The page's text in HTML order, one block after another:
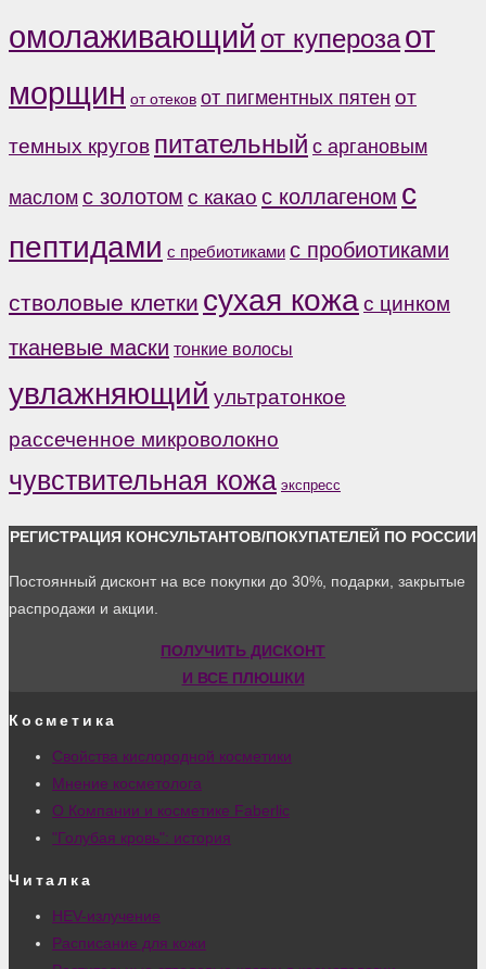
омолаживающий от куперозаот
морщин от отеков от пигментных пятен от
темных кругов питательный с аргановым
маслом с золотом с какао с коллагеном с
пептидами с пребиотиками с пробиотиками
стволовые клетки сухая кожас цинком
тканевые маски тонкие волосы
увлажняющий ультратонкое
рассеченное микроволокно
чувствительная кожа экспресс
РЕГИСТРАЦИЯ КОНСУЛЬТАНТОВ/ПОКУПАТЕЛЕЙ ПО РОССИИ
Постоянный дисконт на все покупки до 30%, подарки, закрытые
распродажи и акции.
ПОЛУЧИТЬ ДИСКОНТ
И ВСЕ ПЛЮШКИ
Косметика
Свойства кислородной косметики
Мнение косметолога
О Компании и косметике Faberlic
"Голубая кровь": история
Читалка
HEV-излучение
Расписание для кожи